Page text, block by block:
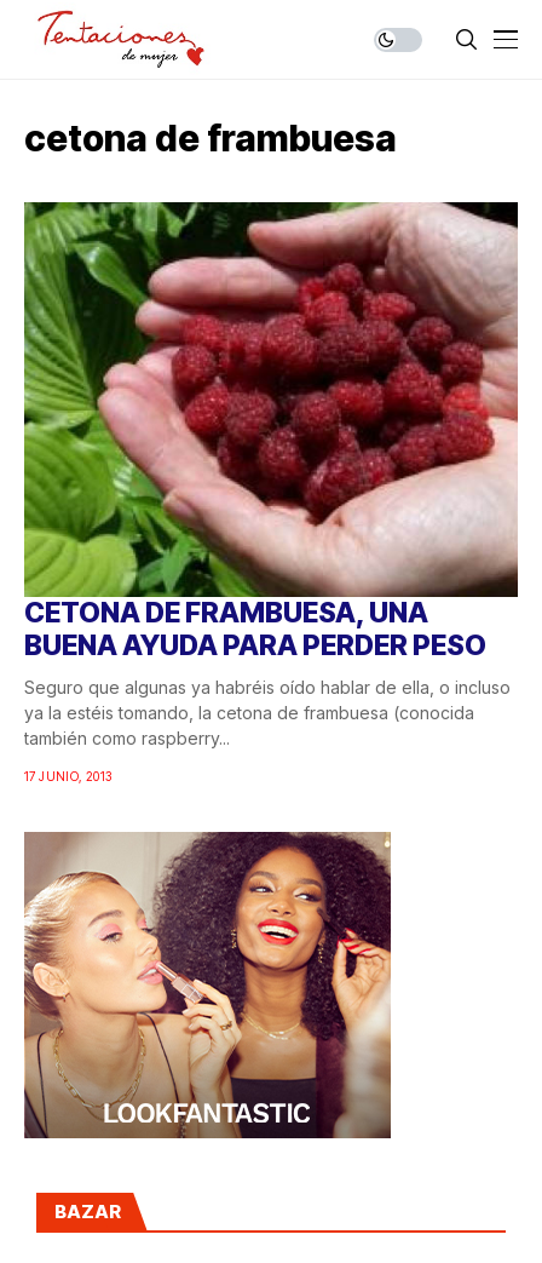
cetona de frambuesa
CETONA DE FRAMBUESA, UNA
BUENA AYUDA PARA PERDER PESO
Seguro que algunas ya habréis oído hablar de ella, o incluso
ya la estéis tomando, la cetona de frambuesa (conocida
también como raspberry...
17 JUNIO, 2013
BAZAR